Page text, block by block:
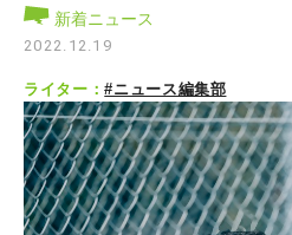
新着ニュース
2022.12.19
ライター：#ニュース編集部